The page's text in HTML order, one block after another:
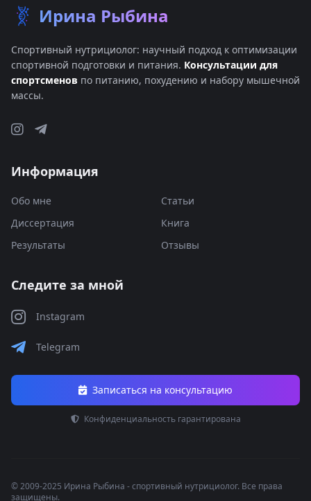
Ирина Рыбина
Спортивный нутрициолог: научный подход к оптимизации
спортивной подготовки и питания. Консультации для
спортсменов по питанию, похудению и набору мышечной
массы.
Информация
Обо мне
Статьи
Диссертация
Книга
Результаты
Отзывы
Следите за мной
Instagram
Telegram
Записаться на консультацию
Конфиденциальность гарантирована
© 2009-2025 Ирина Рыбина - спортивный нутрициолог. Все права
защищены.